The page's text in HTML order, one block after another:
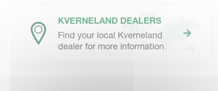
KVERNELAND DEALERS
Find your local Kverneland
dealer for more information